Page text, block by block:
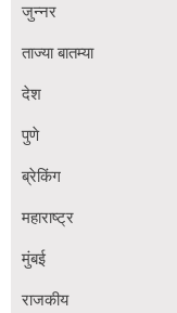
जुन्नर
ताज्या बातम्या
देश
पुणे
ब्रेकिंग
महाराष्ट्र
मुंबई
राजकीय